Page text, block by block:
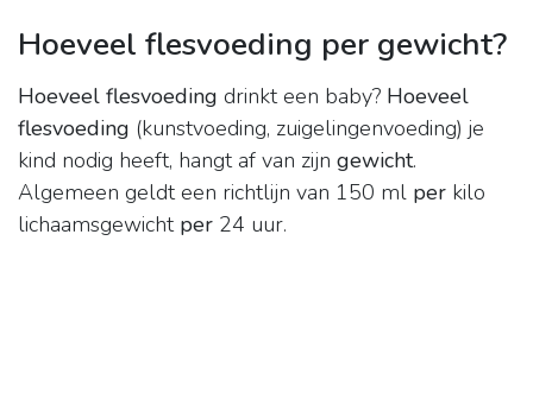
Hoeveel flesvoeding per gewicht?
Hoeveel flesvoeding drinkt een baby? Hoeveel
flesvoeding (kunstvoeding, zuigelingenvoeding) je
kind nodig heeft, hangt af van zijn gewicht.
Algemeen geldt een richtlijn van 150 ml per kilo
lichaamsgewicht per 24 uur.